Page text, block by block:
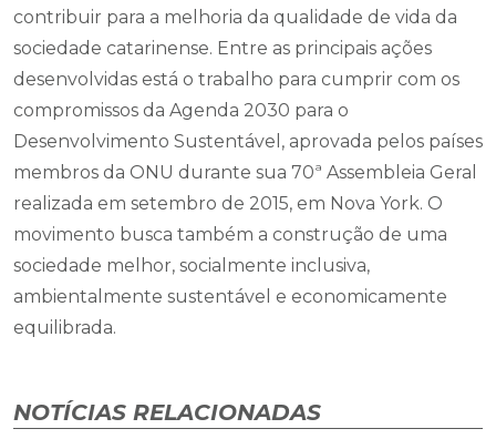
contribuir para a melhoria da qualidade de vida da
sociedade catarinense. Entre as principais ações
desenvolvidas está o trabalho para cumprir com os
compromissos da Agenda 2030 para o
Desenvolvimento Sustentável, aprovada pelos países
membros da ONU durante sua 70ª Assembleia Geral
realizada em setembro de 2015, em Nova York. O
movimento busca também a construção de uma
sociedade melhor, socialmente inclusiva,
ambientalmente sustentável e economicamente
equilibrada.
NOTÍCIAS RELACIONADAS